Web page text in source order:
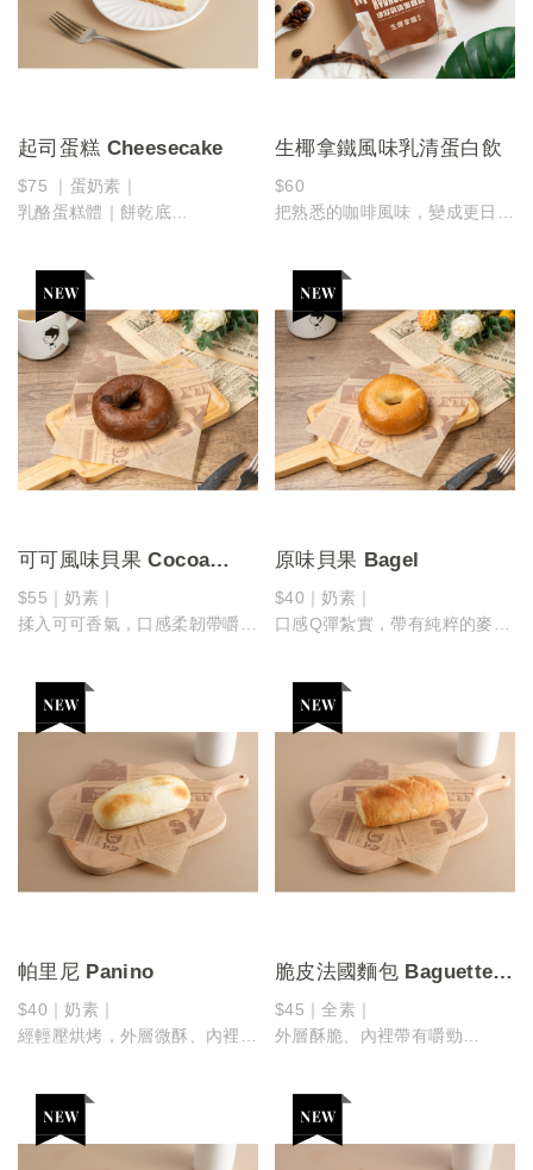
起司蛋糕 Cheesecake
$75 ｜蛋奶素｜
乳酪蛋糕體｜餅乾底
入口濃郁滑順、帶有淡淡奶香與
微鹹平衡，
口感溫潤不膩，是經典不敗的療
癒系甜點。
生椰拿鐵風味乳清蛋白飲
$60
把熟悉的咖啡風味，變成更日常
融合清爽椰香與溫潤咖啡氣息，
口感滑順、風味輕盈，不甜膩也
不負擔。
選用水解乳清蛋白，
好吸收、無負擔，讓補充變得更
輕鬆自然。
不論是忙碌的早晨、午後疲憊時
刻，
量。
可可風味貝果 Cocoa
Bagel
$55｜奶素｜
揉入可可香氣，口感柔韌帶嚼勁
原味貝果 Bagel
$40｜奶素｜
口感Q彈紮實，帶有純粹的麥香
帕里尼 Panino
$40｜奶素｜
經輕壓烘烤，外層微酥、內裡柔
的日常滋味
脆皮法國麵包 Baguette
Roll
$45｜全素｜
外層酥脆、內裡帶有嚼勁